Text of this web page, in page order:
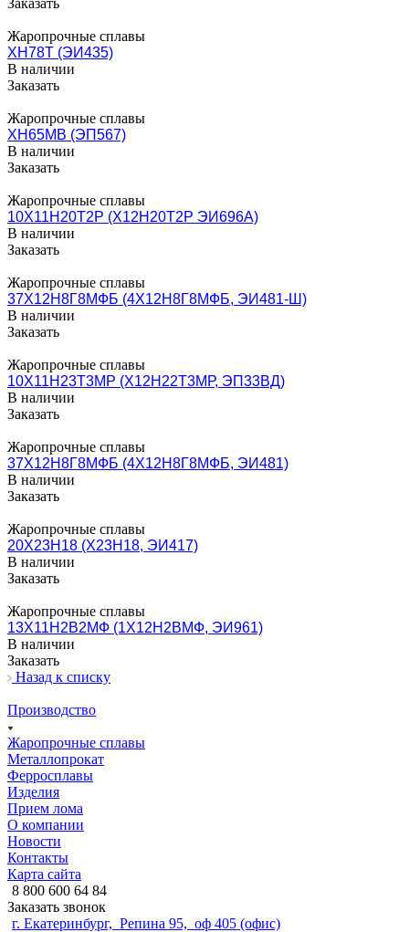
Заказать
Жаропрочные сплавы
ХН78Т (ЭИ435)
В наличии
Заказать
Жаропрочные сплавы
ХН65МВ (ЭП567)
В наличии
Заказать
Жаропрочные сплавы
10Х11Н20Т2Р (Х12Н20Т2Р ЭИ696А)
В наличии
Заказать
Жаропрочные сплавы
37Х12Н8Г8МФБ (4Х12Н8Г8МФБ, ЭИ481-Ш)
В наличии
Заказать
Жаропрочные сплавы
10Х11Н23Т3МР (Х12Н22Т3МР, ЭП33ВД)
В наличии
Заказать
Жаропрочные сплавы
37Х12Н8Г8МФБ (4Х12Н8Г8МФБ, ЭИ481)
В наличии
Заказать
Жаропрочные сплавы
20Х23Н18 (Х23Н18, ЭИ417)
В наличии
Заказать
Жаропрочные сплавы
13Х11Н2В2МФ (1Х12Н2ВМФ, ЭИ961)
В наличии
Заказать
Назад к списку
Производство
Жаропрочные сплавы
Металлопрокат
Ферросплавы
Изделия
Прием лома
О компании
Новости
Контакты
Карта сайта
8 800 600 64 84
Заказать звонок
г. Екатеринбург, Репина 95, оф 405 (офис)